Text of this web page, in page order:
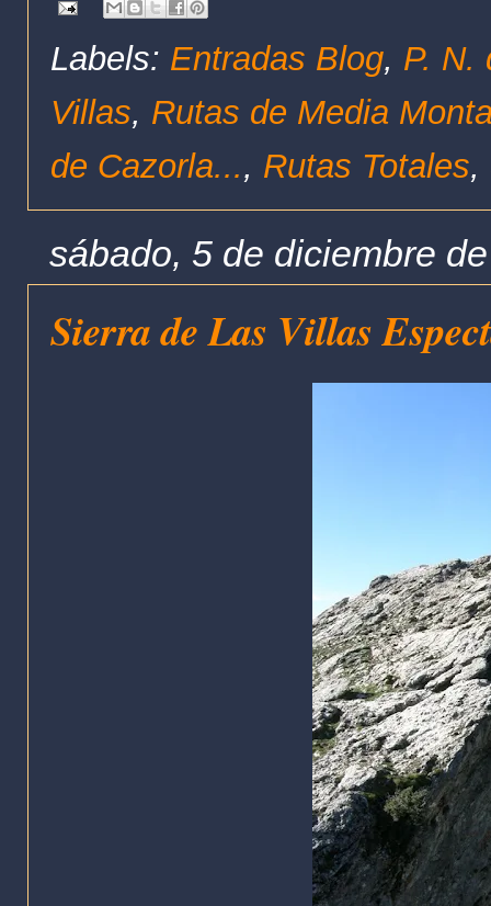
Labels: Entradas Blog, P. N.
Villas, Rutas de Media
de Cazorla..., Rutas Totales,
sábado, 5 de diciembre
Sierra de Las Villas